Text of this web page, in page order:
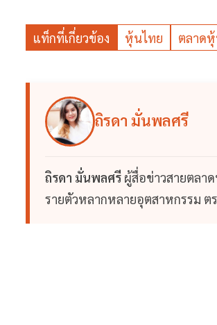
แท็กที่เกี่ยวข้อง หุ้นไทย ตลาด
ถิรดา มั่นพลศรี
ถิรดา มั่นพลศรี ผู้สื่อข่าวสายตลา
รายตัวหลากหลายอุตสาหกรรม ต